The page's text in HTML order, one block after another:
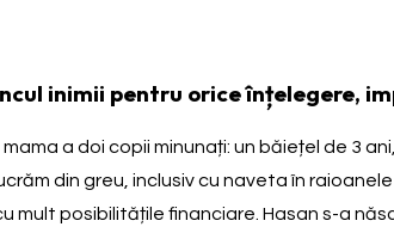
inimii pentru orice înțelegere,
a doi copii minunați: un băiețel de 3
din greu, inclusiv cu naveta în
mult posibilitățile financiare. Hasan s-a